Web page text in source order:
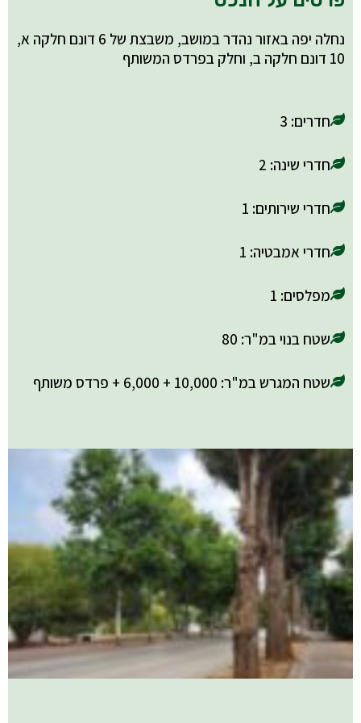
נחלה יפה באזור נהדר במושב, משבצת של 6 דונם חלקה א,
10 דונם חלקה ב, וחלק בפרדס המשותף
חדרים: 3
חדרי שינה: 2
חדרי שירותים: 1
חדרי אמבטיה: 1
מפלסים: 1
שטח בנוי במ"ר: 80
שטח המגרש במ"ר: 10,000 + 6,000 + פרדס משותף